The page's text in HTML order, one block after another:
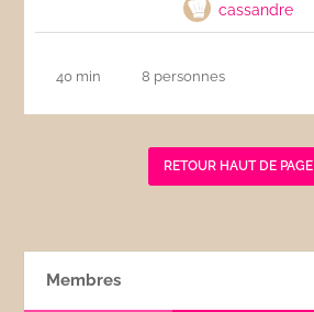
cassandre
40 min 8 personnes
RETOUR HAUT DE PAGE
Membres